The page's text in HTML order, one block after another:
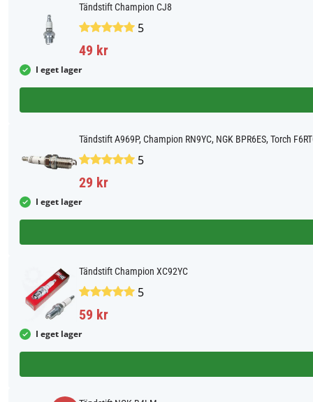
Tändstift Champion CJ8
5
49 kr
I eget lager
Tändstift A969P, Champion RN9YC, NGK BPR6ES, Torch
5
29 kr
I eget lager
Tändstift Champion XC92YC
5
59 kr
I eget lager